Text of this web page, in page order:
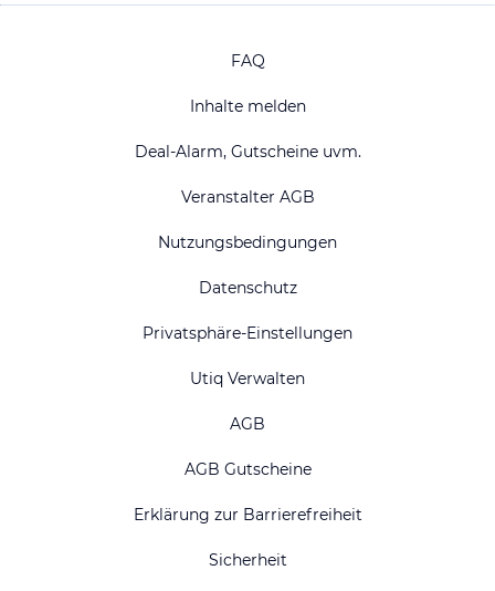
FAQ
Inhalte melden
Deal-Alarm, Gutscheine uvm.
Veranstalter AGB
Nutzungsbedingungen
Datenschutz
Privatsphäre-Einstellungen
Utiq Verwalten
AGB
AGB Gutscheine
Erklärung zur Barrierefreiheit
Sicherheit